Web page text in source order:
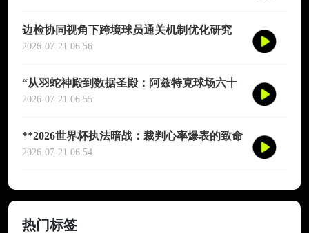
边检协同视角下跨境球员通关机制优化研究
——以2026年联合世界杯为场景
2026-07-21 06:56
“从羽蛇神殿到数据圣殿：阿兹特克球场六十
年世界杯的文明跃迁”
2026-07-21 06:55
**2026世界杯执法暗战：裁判心率爆表的致命
90分钟**
2026-07-21 06:54
热门标签